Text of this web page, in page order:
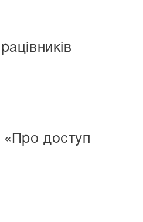
«Про доступ